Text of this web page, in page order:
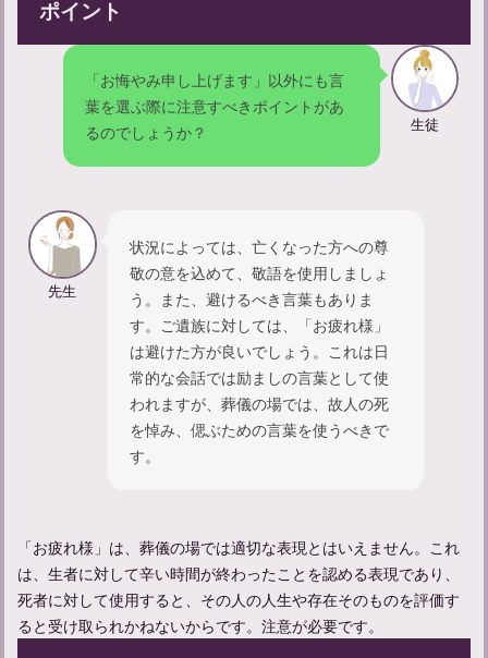
出棺時にクラクションを鳴らす意味とは？葬儀のマナーもご紹介
出棺の挨拶マナー：一連の流れや挨拶の例文などを解説
ポイント
「お悔やみ申し上げます」以外にも言
葉を選ぶ際に注意すべきポイントがあ
るのでしょうか？
生徒
先生
状況によっては、亡くなった方への尊
敬の意を込めて、敬語を使用しましょ
う。また、避けるべき言葉もありま
す。ご遺族に対しては、「お疲れ様」
は避けた方が良いでしょう。これは日
常的な会話では励ましの言葉として使
われますが、葬儀の場では、故人の死
を悼み、偲ぶための言葉を使うべきで
す。
「お疲れ様」は、葬儀の場では適切な表現とはいえません。これ
は、生者に対して辛い時間が終わったことを認める表現であり、
死者に対して使用すると、その人の人生や存在そのものを評価す
ると受け取られかねないからです。注意が必要です。